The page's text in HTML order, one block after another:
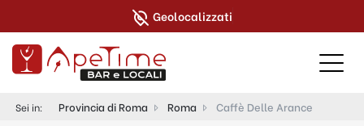
Geolocalizzati
Sei in: Provincia di Roma Roma Caffè Delle Arance